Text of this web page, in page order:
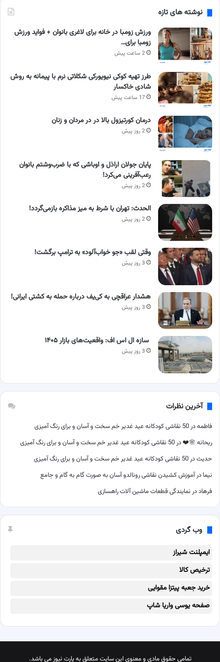
نوشته های تازه
ورزش زومبا در خانه برای لاغری بانوان + فواید ورزش
زومبا برای…
2 ساعت پیش
طرز تهیه کوکی نیویورکی شکلاتی نرم با پیمانه به روش
شادی خاکسار
17 ساعت پیش
درمان کورتیزول بالا در در مردان و زنان
2 روز پیش
پایان جولان اراذل و اوباشی که با ضرب‌وشتم بانوان
رعب‌آفرینی می‌کرد!
2 روز پیش
الحدث: تهران با شرط به میز مذاکره بازمی‌گردد!
2 روز پیش
وقتی لقب «جو خواب‌آلود» به ترامپ برگشت!
3 روز پیش
هشدار عراقچی به کی‌یف درباره حمله به کشتی ایرانی!
3 روز پیش
سازه ال اس اف: واقعیت‌های بازار ۱۴۰۵
3 روز پیش
آخرین نظرات
فاطمهدر 50 نقاشی کودکانه عید غدیر خم سخت و آسان و برای رنگ آمیزی
ریحانه 🌸❤️در 50 نقاشی کودکانه عید غدیر خم سخت و آسان و برای رنگ آمیزی
حدیثدر 50 نقاشی کودکانه عید غدیر خم سخت و آسان و برای رنگ آمیزی
نیما درآموزش کشیدن نقاشی رونالدو آسان به صورت گام به گام و جامع
فرهاددر نمایندگی قطعات ماشین آلات راهسازی
وب گردی
ایمپلنت شیراز
ترخیص کالا
خرید جعبه پیتزا مقوایی
صفحه یوسی واریا شاپ
تمامی حقوق مادی و معنوی این سایت متعلق به پارت نیوز می باشد.